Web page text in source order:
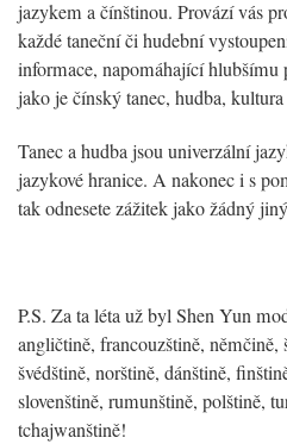
jazykem a čínštinou. Provází vás
každé taneční či hudební
informace, napomáhající hlubšímu
jako je čínský tanec, hudba,
Tanec a hudba jsou univerzální
jazykové hranice. A nakonec i s
tak odnesete zážitek jako žádný
P.S. Za ta léta už byl Shen Yun
angličtině, francouzštině, němčině,
švédštině, norštině, dánštině,
slovenštině, rumunštině, polštině,
tchajwanštině!